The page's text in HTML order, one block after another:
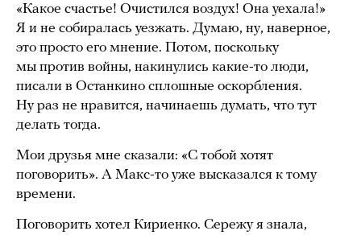
«Какое счастье! Очистился воздух! Она уехала!»
Я и не собиралась уезжать. Думаю, ну, наверное,
это просто его мнение. Потом, поскольку
мы против войны, накинулись какие-то люди,
писали в Останкино сплошные оскорбления.
Ну раз не нравится, начинаешь думать, что тут
делать тогда.
Мои друзья мне сказали: «С тобой хотят
поговорить». А Макс-то уже высказался к тому
времени.
Поговорить хотел Кириенко. Сережу я знала,